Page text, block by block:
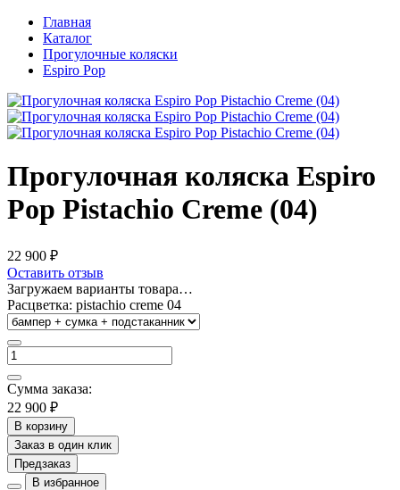
Главная
Каталог
Прогулочные коляски
Espiro Pop
Прогулочная коляска Espiro
Pop Pistachio Creme (04)
22 900 ₽
Оставить отзыв
Загружаем варианты товара…
Расцветка: pistachio creme 04
Сумма заказа:
22 900 ₽
В корзину
Заказ в один клик
Предзаказ
В избранное